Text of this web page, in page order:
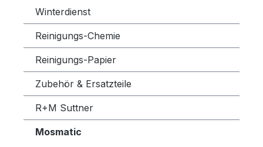
Winterdienst
Reinigungs-Chemie
Reinigungs-Papier
Zubehör & Ersatzteile
R+M Suttner
Mosmatic